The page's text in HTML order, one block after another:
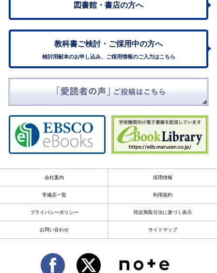
図書館・書店の方へ
教科書ご検討・ ご採用中の方へ
検討用献本のお申し込み、ご採用情報のご入力はこちら
会社案内 採用情報
常備店一覧 利用規約
プライバシーポリシー 特定商取引法に基づく表示
お問い合わせ サイトマップ